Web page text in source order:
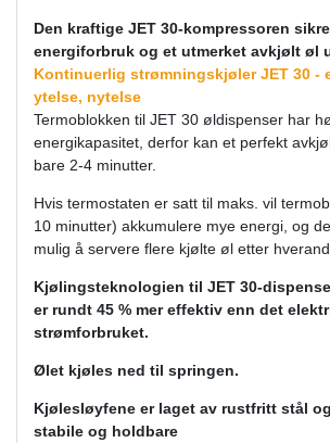
Den kraftige JET 30-kompressoren
energiforbruk og et utmerket avkjølt øl
Kontinuerlig strømningskjøler JET 30 -
ytelse, nytelse
Termoblokken til JET 30 øldispenser har
energikapasitet, derfor kan et perfekt
bare 2-4 minutter.
Hvis termostaten er satt til maks. vil
10 minutter) akkumulere mye energi, og
mulig å servere flere kjølte øl etter
Kjølingsteknologien til JET 30-
er rundt 45 % mer effektiv enn det
strømforbruket.
Ølet kjøles ned til springen.
Kjølesløyfene er laget av rustfritt stål
stabile og holdbare